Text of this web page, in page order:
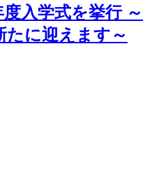
入学式を挙行 ～
たに迎えます～